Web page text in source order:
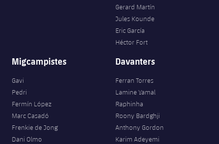
Gerard Martín
Jules Kounde
Eric García
Héctor Fort
Migcampistes
Gavi
Pedri
Fermín López
Marc Casadó
Frenkie de Jong
Dani Olmo
Davanters
Ferran Torres
Lamine Yamal
Raphinha
Roony Bardghji
Anthony Gordon
Karim Adeyemi